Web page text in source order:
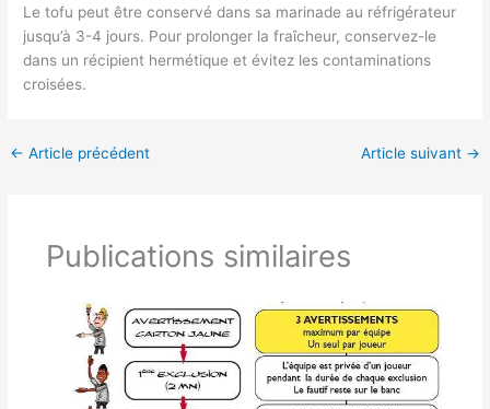
Le tofu peut être conservé dans sa marinade au réfrigérateur
jusqu’à 3-4 jours. Pour prolonger la fraîcheur, conservez-le
dans un récipient hermétique et évitez les contaminations
croisées.
← Article précédent Article suivant →
Publications similaires